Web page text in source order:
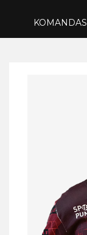
KOMANDAS